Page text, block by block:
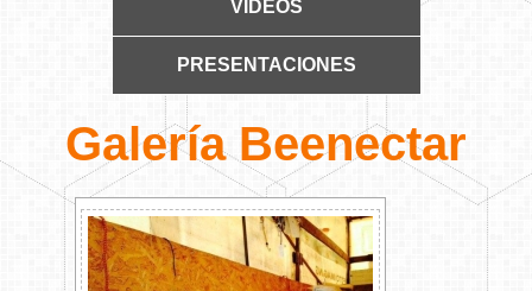
VÍDEOS
PRESENTACIONES
Galería Beenectar